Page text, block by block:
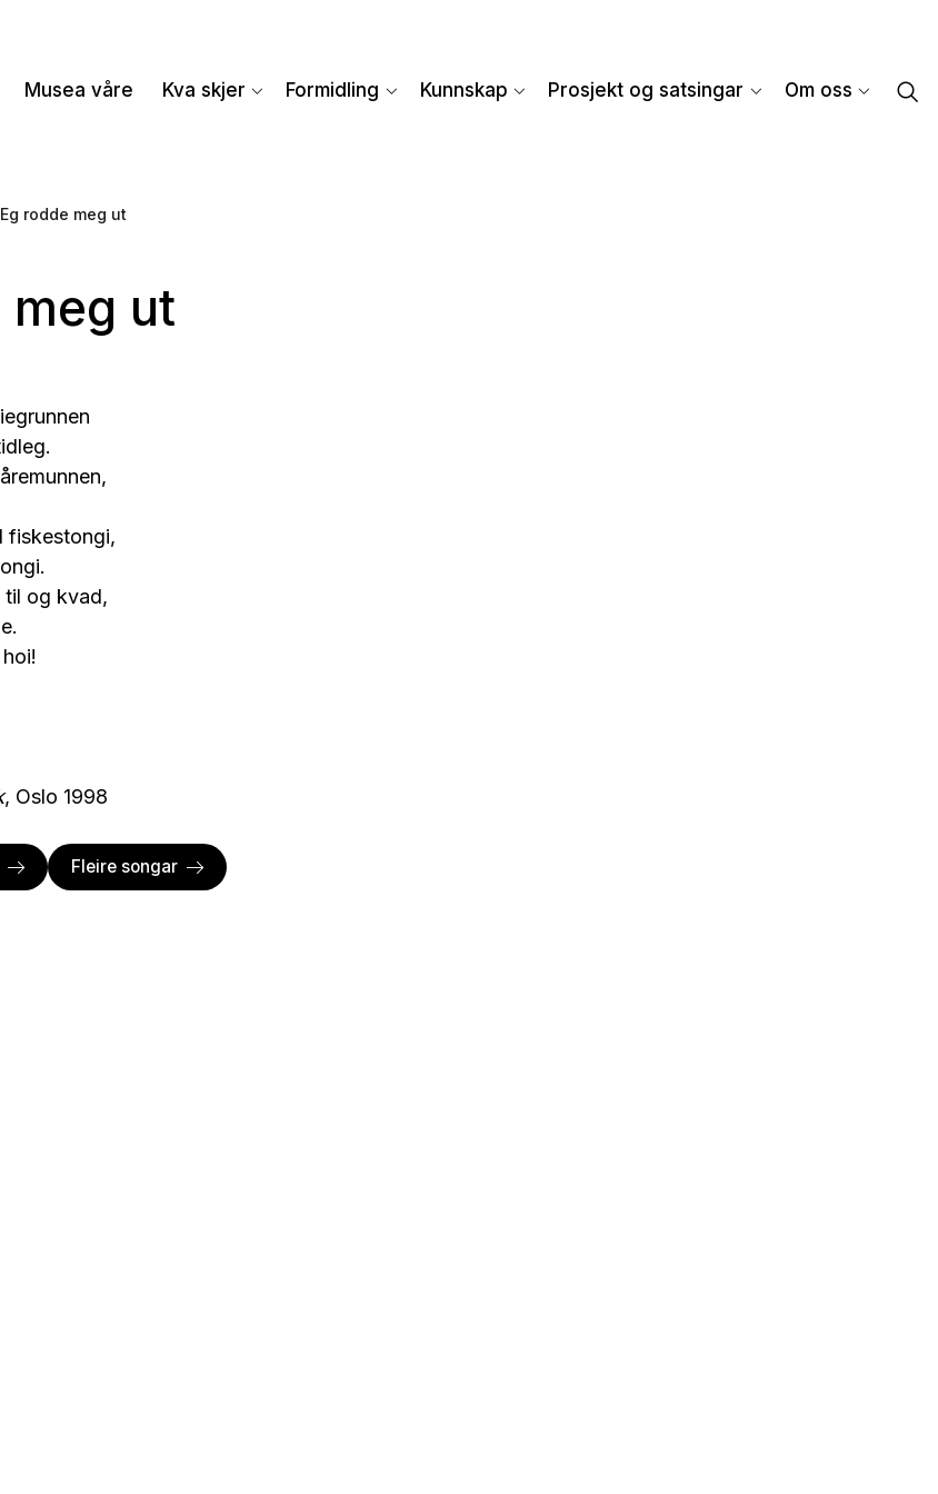
Musea våre Kva skjer Formidling Kunnskap Prosjekt og satsingar Om oss
Eg rodde meg ut
meg ut
fiskestongi,
til og kvad,
, Oslo 1998
Fleire songar